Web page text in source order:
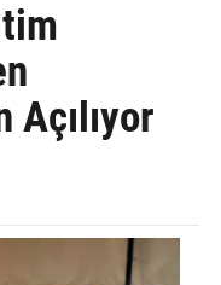
Açılıyor